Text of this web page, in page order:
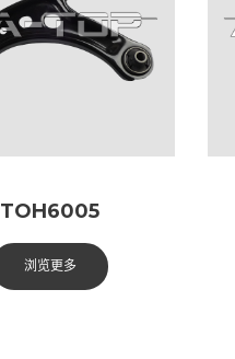
TOH6005
浏览更多